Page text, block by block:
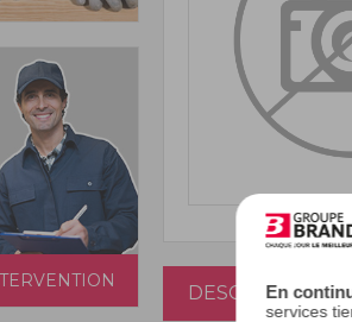
En
services
DESCRIPTION